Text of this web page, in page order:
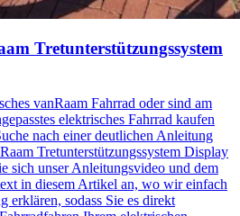
Tretunterstützungssystem
vanRaam Fahrrad oder sind am
elektrisches Fahrrad kaufen
nach einer deutlichen Anleitung
Tretunterstützungssystem Display
sich unser Anleitungsvideo und dem
in diesem Artikel an, wo wir einfach
erklären, sodass Sie es direkt